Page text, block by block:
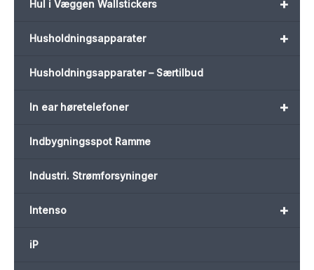
+
Hul i Væggen Wallstickers
+
Husholdningsapparater
Husholdningsapparater – Særtilbud
+
In ear høretelefoner
Indbygningsspot Ramme
Industri. Strømforsyninger
+
Intenso
iP